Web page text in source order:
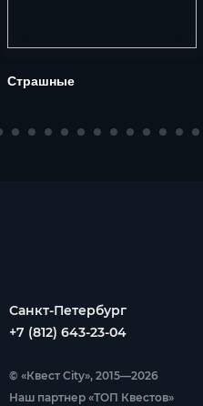
Страшные
Санкт-Петербург
+7 (812) 643-23-04
© «Квест City», 2015—2026
Наш партнер «ТОП Квестов»